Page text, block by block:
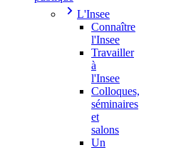
L'Insee
Connaître
l'Insee
Travailler
à
l'Insee
Colloques,
séminaires
et
salons
Un